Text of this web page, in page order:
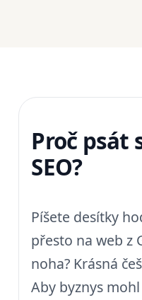
Proč psát
SEO?
Píšete desítky
přesto na web z
noha? Krásná
Aby byznys